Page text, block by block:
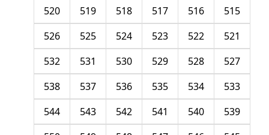
515
516
517
518
519
520
521
522
523
524
525
526
527
528
529
530
531
532
533
534
535
536
537
538
539
540
541
542
543
544